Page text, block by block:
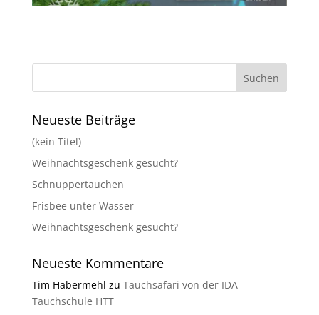
Neueste Beiträge
(kein Titel)
Weihnachtsgeschenk gesucht?
Schnuppertauchen
Frisbee unter Wasser
Weihnachtsgeschenk gesucht?
Neueste Kommentare
Tim Habermehl zu Tauchsafari von der IDA
Tauchschule HTT